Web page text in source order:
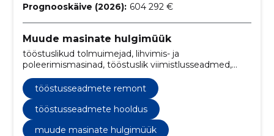
Prognooskäive (2026): 604 292 €
Muude masinate hulgimüük
tööstuslikud tolmuimejad, lihvimis- ja
poleerimismasinad, tööstuslik viimistlusseadmed,
robotid, tööstuslikud tolmufiltrid, pinnatöötluse
kvaliteedikontroll, keevituse inspektsioon ja
järelevalve, maskeerimisvahendid viimistlemiseks,
viimistlusseadmete varuosad
tööstusseadmete remont
tööstusseadmete hooldus
muude masinate hulgimüük